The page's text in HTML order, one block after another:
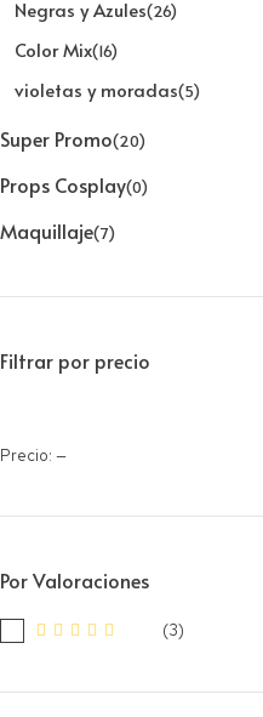
Negras y Azules(26)
Color Mix(16)
violetas y moradas(5)
Super Promo(20)
Props Cosplay(0)
Maquillaje(7)
Filtrar por precio
Precio: —
Por Valoraciones
(3)